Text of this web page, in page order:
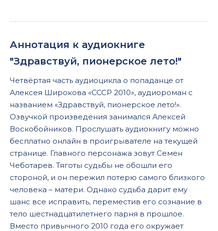
Аннотация к аудиокниге
"Здравствуй, пионерское лето!"
Четвёртая часть аудиоцикла о попаданце от
Алексея Широкова «СССР 2010», аудиороман с
названием «Здравствуй, пионерское лето!».
Озвучкой произведения занимался Алексей
Воскобойников. Прослушать аудиокнигу можно
бесплатно онлайн в проигрывателе на текущей
странице. Главного персонажа зовут Семен
Чеботарев. Тяготы судьбы не обошли его
стороной, и он пережил потерю самого близкого
человека – матери. Однако судьба дарит ему
шанс все исправить, переместив его сознание в
тело шестнадцатилетнего парня в прошлое.
Вместо привычного 2010 года его окружает